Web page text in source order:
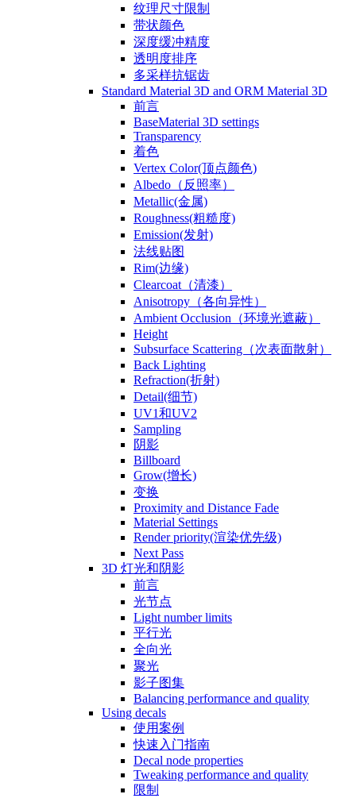
纹理尺寸限制
带状颜色
深度缓冲精度
透明度排序
多采样抗锯齿
Standard Material 3D and ORM Material 3D
前言
BaseMaterial 3D settings
Transparency
着色
Vertex Color(顶点颜色)
Albedo（反照率）
Metallic(金属)
Roughness(粗糙度)
Emission(发射)
法线贴图
Rim(边缘)
Clearcoat（清漆）
Anisotropy（各向异性）
Ambient Occlusion（环境光遮蔽）
Height
Subsurface Scattering（次表面散射）
Back Lighting
Refraction(折射)
Detail(细节)
UV1和UV2
Sampling
阴影
Billboard
Grow(增长)
变换
Proximity and Distance Fade
Material Settings
Render priority(渲染优先级)
Next Pass
3D 灯光和阴影
前言
光节点
Light number limits
平行光
全向光
聚光
影子图集
Balancing performance and quality
Using decals
使用案例
快速入门指南
Decal node properties
Tweaking performance and quality
限制